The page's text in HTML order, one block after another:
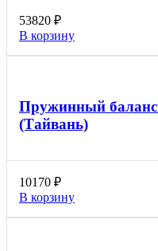
53820 ₽
В корзину
Пружинный
(Тайвань)
10170 ₽
В корзину